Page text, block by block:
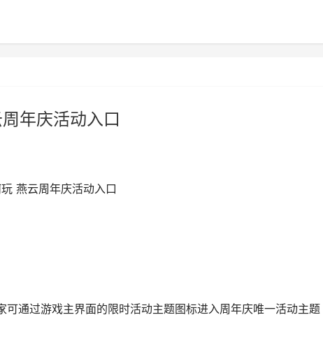
年庆活动入口
燕云周年庆活动入口
通过游戏主界面的限时活动主题图标进入周年庆唯一活动主题